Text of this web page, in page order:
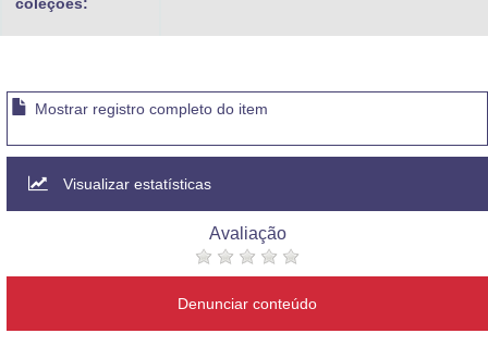
coleções:
Mostrar registro completo do item
Visualizar estatísticas
Avaliação
Denunciar conteúdo